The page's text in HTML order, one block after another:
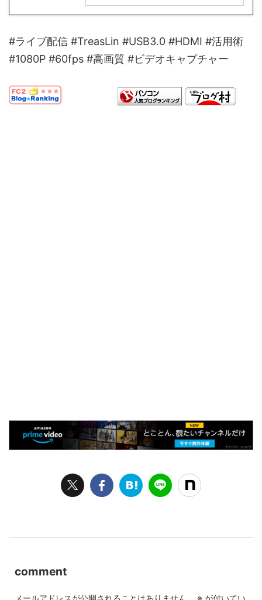
#ライブ配信 #TreasLin #USB3.0 #HDMI #活用術
#1080P #60fps #高画質 #ビデオキャプチャー
comment
メールアドレスが公開されることはありません。 ※ が付いてい